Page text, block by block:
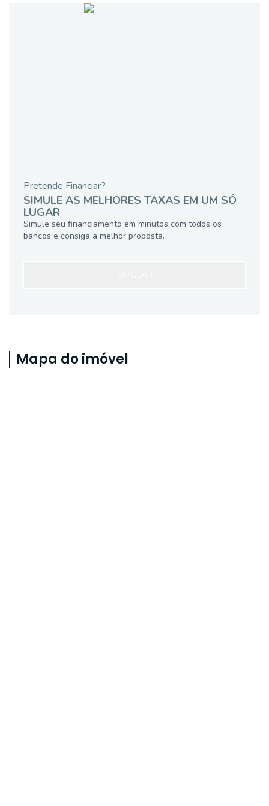
Pretende Financiar?
SIMULE AS MELHORES TAXAS EM UM SÓ
LUGAR
Simule seu financiamento em minutos com todos os
bancos e consiga a melhor proposta.
Mapa do imóvel